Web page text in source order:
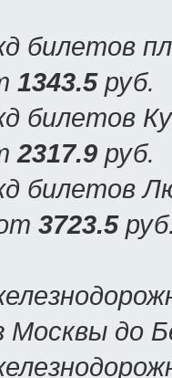
билетов
1343.5руб.
билетов
2317.9 руб.
билетов
3723.5
Москвы до